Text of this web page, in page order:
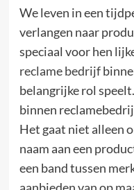
We leven in een
verlangen naar
speciaal voor hen
reclame bedrijf
belangrijke rol
binnen
Het gaat niet alleen
naam aan een
een band tussen